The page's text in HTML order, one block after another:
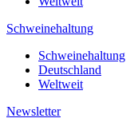
Schweinehaltung
Schweinehaltung
Deutschland
Weltweit
Newsletter